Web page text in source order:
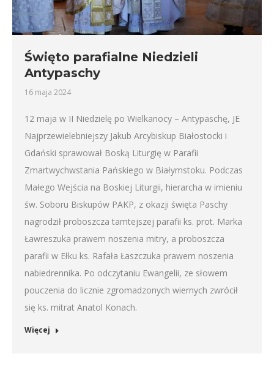
Święto parafialne Niedzieli
Antypaschy
16 maja 2024
12 maja w II Niedzielę po Wielkanocy – Antypaschę, JE
Najprzewielebniejszy Jakub Arcybiskup Białostocki i
Gdański sprawował Boską Liturgię w Parafii
Zmartwychwstania Pańskiego w Białymstoku. Podczas
Małego Wejścia na Boskiej Liturgii, hierarcha w imieniu
św. Soboru Biskupów PAKP, z okazji święta Paschy
nagrodził proboszcza tamtejszej parafii ks. prot. Marka
Ławreszuka prawem noszenia mitry, a proboszcza
parafii w Ełku ks. Rafała Łaszczuka prawem noszenia
nabiedrennika. Po odczytaniu Ewangelii, ze słowem
pouczenia do licznie zgromadzonych wiernych zwrócił
się ks. mitrat Anatol Konach.
Więcej